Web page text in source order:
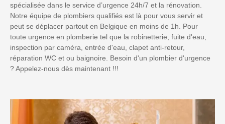
spécialisée dans le service d’urgence 24h/7 et la rénovation.
Notre équipe de plombiers qualifiés est là pour vous servir et
peut se déplacer partout en Belgique en moins de 1h. Pour
toute urgence en plomberie tel que la robinetterie, fuite d'eau,
inspection par caméra, entrée d'eau, clapet anti-retour,
réparation WC et ou baignoire. Besoin d'un plombier d'urgence
? Appelez-nous dès maintenant !!!